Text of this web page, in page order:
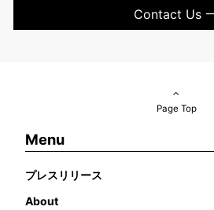
Contact Us
Page Top
Menu
プレスリリース
About